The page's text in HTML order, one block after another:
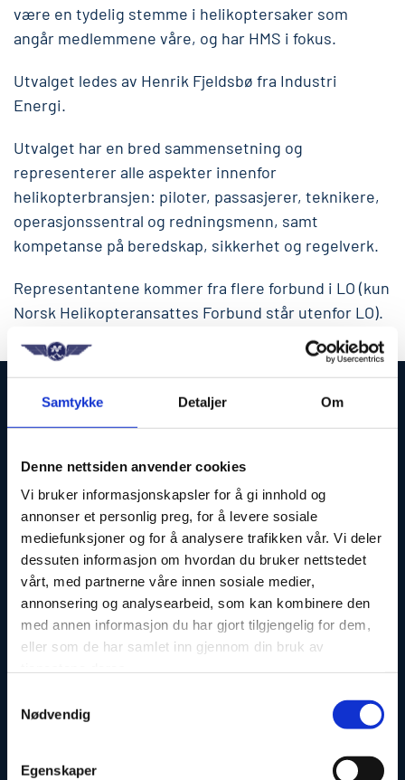
Samtykke Detaljer Om
Denne nettsiden anvender cookies
Vi bruker informasjonskapsler for å gi innhold og
annonser et personlig preg, for å levere sosiale
mediefunksjoner og for å analysere trafikken vår. Vi deler
dessuten informasjon om hvordan du bruker nettstedet
vårt, med partnerne våre innen sosiale medier,
annonsering og analysearbeid, som kan kombinere den
med annen informasjon du har gjort tilgjengelig for dem,
eller som de har samlet inn gjennom din bruk av
Nødvendig
Egenskaper
være en tydelig stemme i helikoptersaker som
angår medlemmene våre, og har HMS i fokus.
Utvalget ledes av Henrik Fjeldsbø fra Industri
Energi.
Utvalget har en bred sammensetning og
representerer alle aspekter innenfor
helikopterbransjen: piloter, passasjerer, teknikere,
operasjonssentral og redningsmenn, samt
kompetanse på beredskap, sikkerhet og regelverk.
Representantene kommer fra flere forbund i LO (kun
Norsk Helikopteransattes Forbund står utenfor LO).
KONTAKT
Telefon: 67 10 26 10
E-post:
nf@flyger.no
Norsk Flygerforbund
Besøksadresse
Professor Dahls gate 26
0260 Oslo